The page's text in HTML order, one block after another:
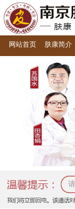
网站首页 肤康简介